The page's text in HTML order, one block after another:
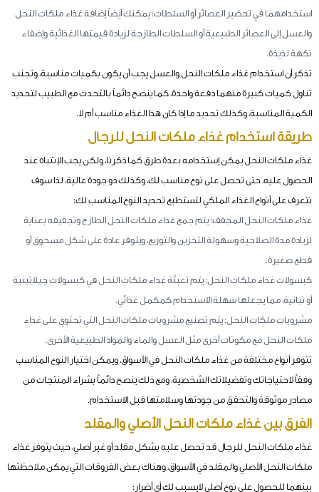
استخدامهما في تحضير العصائر أو السلطات: يمكنك أيضاً إضافة غذاء ملكات النحل
والعسل إلى العصائر الطبيعية أو السلطات الطازجة لزيادة قيمتها الغذائية وإضفاء
نكهة لذيذة.
تذكر أن استخدام غذاء ملكات النحل والعسل يجب أن يكون بكميات مناسبة، وتجنب
تناول كميات كبيرة منهما دفعة واحدة، كما ينصح دائماً بالتحدث مع الطبيب لتحديد
الكمية المناسبة، وكذلك تحديد ما إذا كان هذا الغذاء مناسب أم لا.
طريقة استخدام غذاء ملكات النحل للرجال
غذاء ملكات النحل يمكن إستخدامه بعدة طرق كما ذكرنا، ولكن يجب الإنتباه عند
الحصول عليه، حتى تحصل على نوع مناسب لك، وكذلك ذو جودة عالية، لذا سوف
نتعرف على أنواع الغذاء الملكي لتستطيع تحديد النوع المناسب لك:
غذاء ملكات النحل المجفف: يتم جمع غذاء ملكات النحل الطازج وتجفيفه بعناية
لزيادة مدة الصلاحية وسهولة التخزين والتوزيع، ويتوفر عادة على شكل مسحوق أو
قطع صغيرة.
كبسولات غذاء ملكات النحل: يتم تعبئة غذاء ملكات النحل في كبسولات جيلاتينية
أو نباتية، مما يجعلها سهلة الاستخدام كمكمل غذائي.
مشروبات ملكات النحل: يتم تصنيع مشروبات ملكات النحل التي تحتوي على غذاء
ملكات النحل مع مكونات أخرى مثل العسل والماء والمواد الطبيعية الأخرى.
تتوفر أنواع مختلفة من غذاء ملكات النحل في الأسواق، ويمكن اختيار النوع المناسب
وفقاً لاحتياجاتك وتفضيلاتك الشخصية، ومع ذلك ينصح دائماً بشراء المنتجات من
مصادر موثوقة والتحقق من جودتها وسلامتها قبل الاستخدام.
الفرق بين غذاء ملكات النحل الأصلي والمقلد
غذاء ملكات النحل للرجال قد تحصل عليه بشكل مقلد أو غير أصلي، حيث يتوفر غذاء
ملكات النحل الأصلي والمقلد في الأسواق، وهناك بعض الفروقات التي يمكن ملاحظتها
بينهما للحصول على نوع أصلي لايسبب لك أي أضرار: